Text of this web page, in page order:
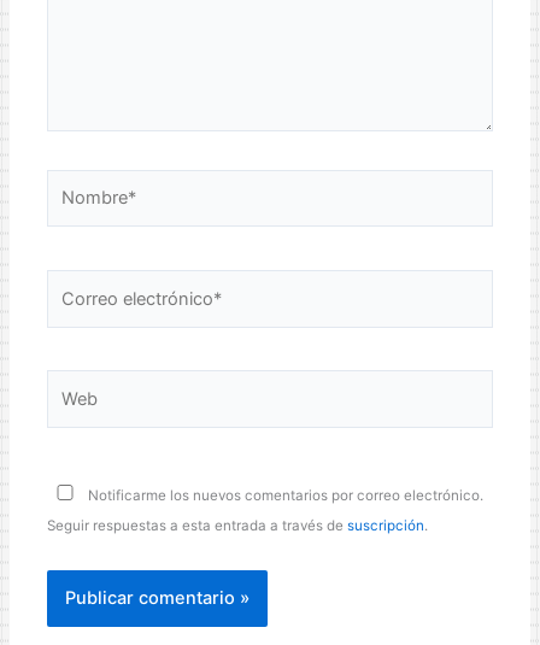
electrónico*
Notificarme los nuevos comentarios por correo electrónico.
Seguir respuestas a esta entrada a través desuscripción.